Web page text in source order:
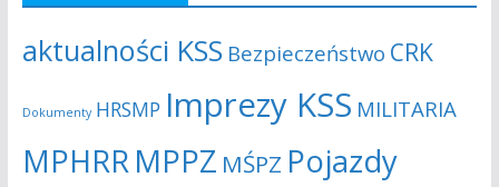
aktualności KSS Bezpieczeństwo CRK
Dokumenty HRSMP Imprezy KSS MILITARIA
MPHRRMPPZ MŚPZ Pojazdy